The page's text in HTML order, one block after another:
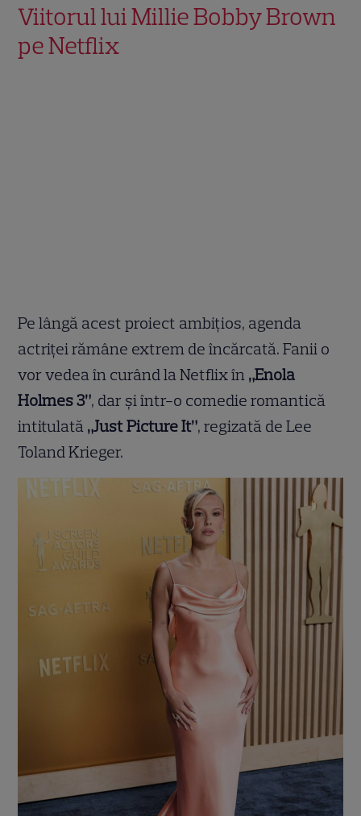
Viitorul lui Millie Bobby Brown
pe Netflix
Pe lângă acest proiect ambițios, agenda
actriței rămâne extrem de încărcată. Fanii o
vor vedea în curând la Netflix în „Enola
Holmes 3”, dar și într-o comedie romantică
intitulată „Just Picture It”, regizată de Lee
Toland Krieger.